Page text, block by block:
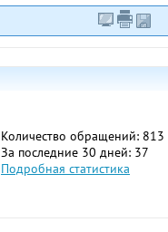
Количество обращений: 813
За последние 30 дней: 37
Подробная статистика